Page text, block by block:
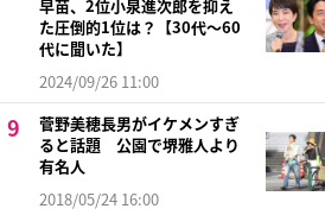
早苗、2位小泉進次郎を抑え
た圧倒的1位は？【30代〜60
代に聞いた】
2024/09/26 11:00
菅野美穂長男がイケメンすぎ
ると話題 公園で堺雅人より
有名人
2018/05/24 16:00